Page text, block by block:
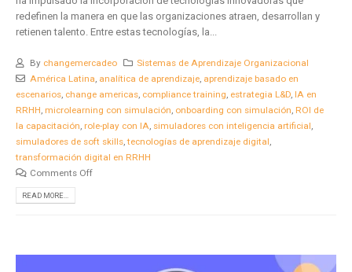
redefinen la manera en que las organizaciones atraen, desarrollan y
retienen talento. Entre estas tecnologías, la...
By changemercadeo
Sistemas de Aprendizaje Organizacional
América Latina analítica de aprendizaje, aprendizaje basado en
escenarios change americas compliance training estrategia L&D IA en
RRHH microlearning con simulación onboarding con simulación ROI de
la capacitación role-play con IA simuladores con inteligencia artificial
simuladores de soft skills ,tecnologías de aprendizaje digital
transformación digital en RRHH
Comments Off
READ MORE...